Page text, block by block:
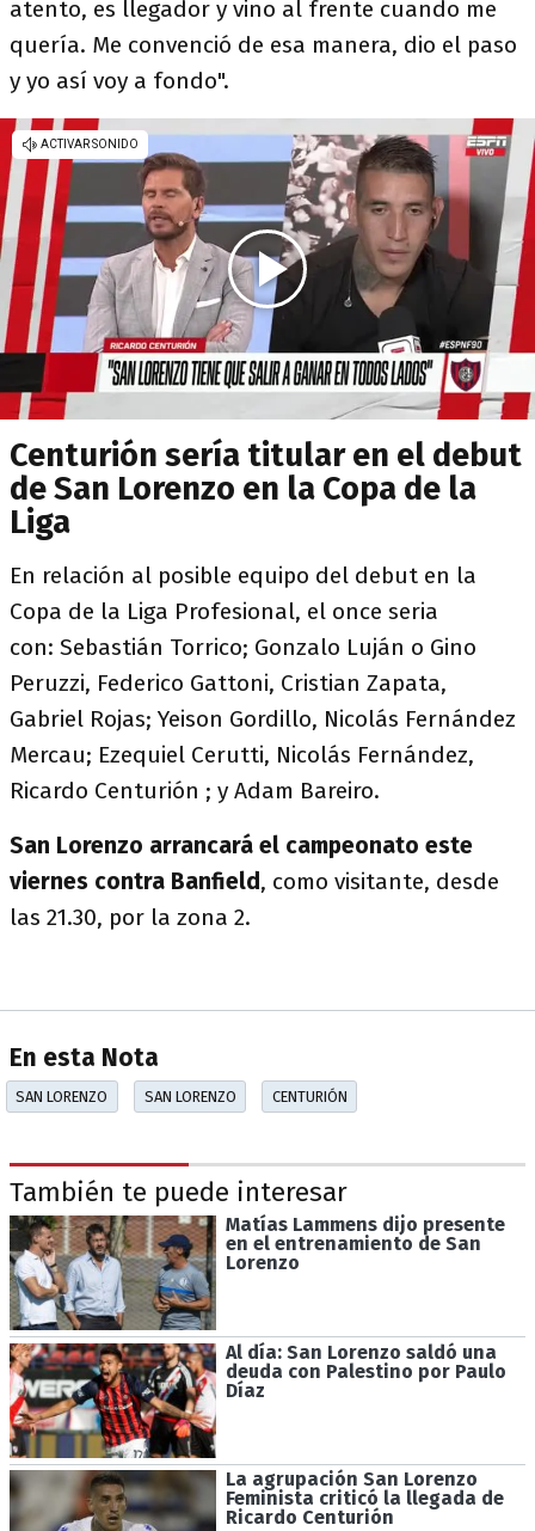
atento, es llegador y vino al frente cuando me
quería. Me convenció de esa manera, dio el paso
y yo así voy a fondo".
Centurión sería titular en el debut
de San Lorenzo en la Copa de la
Liga
En relación al posible equipo del debut en la
Copa de la Liga Profesional, el once seria
con: Sebastián Torrico; Gonzalo Luján o Gino
Peruzzi, Federico Gattoni, Cristian Zapata,
Gabriel Rojas; Yeison Gordillo, Nicolás Fernández
Mercau; Ezequiel Cerutti, Nicolás Fernández,
Ricardo Centurión ; y Adam Bareiro.
San Lorenzo arrancará el campeonato este
viernes contra Banfield, como visitante, desde
las 21.30, por la zona 2.
En esta Nota
SAN LORENZO SAN LORENZO CENTURIÓN
También te puede interesar
Matías Lammens dijo presente
en el entrenamiento de San
Lorenzo
Al día: San Lorenzo saldó una
deuda con Palestino por Paulo
Díaz
La agrupación San Lorenzo
Feminista criticó la llegada de
Ricardo Centurión